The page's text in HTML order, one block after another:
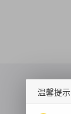
温馨提示